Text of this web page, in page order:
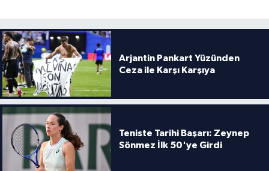
Arjantin Pankart Yüzünden
Ceza ile Karşı Karşıya
Teniste Tarihi Başarı: Zeynep
Sönmez İlk 50'ye Girdi